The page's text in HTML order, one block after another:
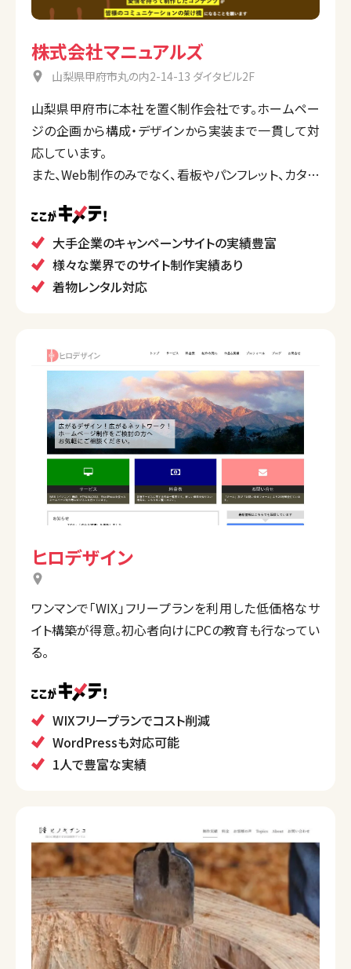
株式会社マニュアルズ
山梨県甲府市丸の内2-14-13 ダイタビル2F
山梨県甲府市に本社を置く制作会社です。ホームペー
ジの企画から構成・デザインから実装まで一貫して対
応しています。
また、Web制作のみでなく、看板やパンフレット、カタロ
社では着物のレンタルやブライダルフェアの予約サイト
を運営しているところも魅力です。
大手企業のキャンペーンサイトの実績豊富
様々な業界でのサイト制作実績あり
着物レンタル対応
ヒロデザイン
ワンマンで「WIX」フリープランを利用した低価格なサ
イト構築が得意。初心者向けにPCの教育も行なってい
る。
WIXフリープランでコスト削減
WordPressも対応可能
1人で豊富な実績